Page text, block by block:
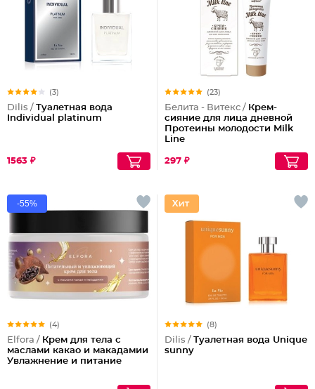
(3)
Dilis / Туалетная вода
Individual platinum
1563 ₽
(23)
Белита - Витекс / Крем-
сияние для лица дневной
Протеины молодости Milk
Line
297 ₽
-55%
(4)
Elfora / Крем для тела с
маслами какао и макадамии
Увлажнение и питание
(8)
Dilis / Туалетная вода Unique
sunny